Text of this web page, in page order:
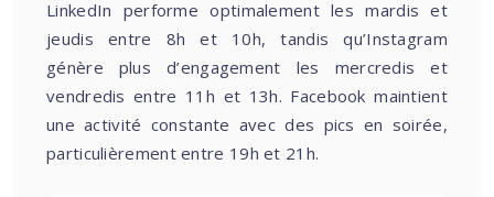
LinkedIn performe optimalement les mardis et
jeudis entre 8h et 10h, tandis qu’Instagram
génère plus d’engagement les mercredis et
vendredis entre 11h et 13h. Facebook maintient
une activité constante avec des pics en soirée,
particulièrement entre 19h et 21h.